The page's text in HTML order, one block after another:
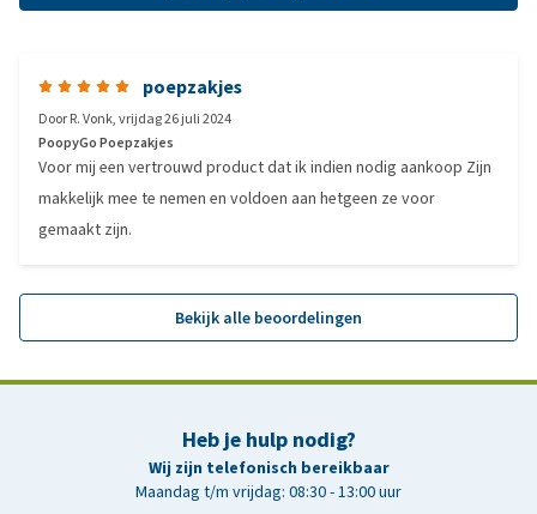
poepzakjes
DoorR. Vonk,vrijdag 26 juli 2024
PoopyGo Poepzakjes
Voor mij een vertrouwd product dat ik indien nodig aankoop Zijn
makkelijk mee te nemen en voldoen aan hetgeen ze voor
gemaakt zijn.
Bekijk alle beoordelingen
Heb je hulp nodig?
Wij zijn telefonisch bereikbaar
Maandag t/m vrijdag: 08:30 - 13:00 uur